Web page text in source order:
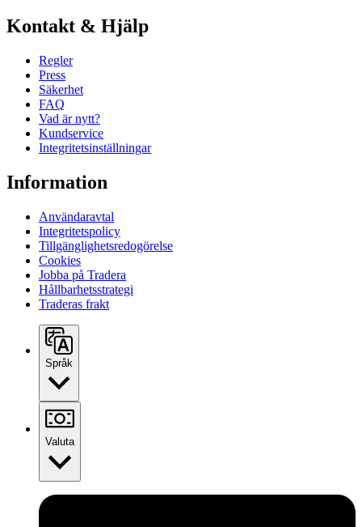
Kontakt & Hjälp
Regler
Press
Säkerhet
FAQ
Vad är nytt?
Kundservice
Integritetsinställningar
Information
Användaravtal
Integritetspolicy
Tillgänglighetsredogörelse
Cookies
Jobba på Tradera
Hållbarhetsstrategi
Traderas frakt
Språk
Valuta